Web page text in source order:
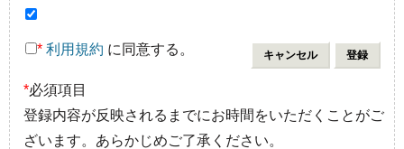
* 利用規約 に同意する。
*必須項目
登録内容が反映されるまでにお時間をいただくことがご
ざいます。あらかじめご了承ください。